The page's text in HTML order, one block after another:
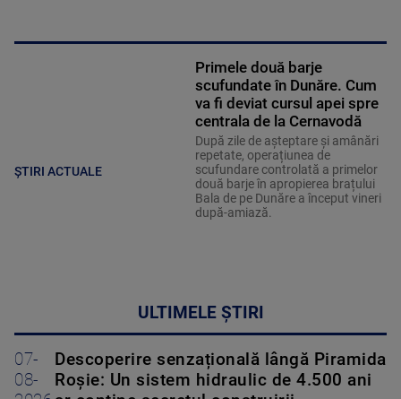
ȘTIRI ACTUALE
Primele două barje
scufundate în Dunăre. Cum
va fi deviat cursul apei spre
centrala de la Cernavodă
După zile de așteptare și amânări
repetate, operațiunea de
scufundare controlată a primelor
două barje în apropierea brațului
Bala de pe Dunăre a început vineri
după-amiază.
ULTIMELE ȘTIRI
07-
08-
Descoperire senzațională lângă Piramida
Roșie: Un sistem hidraulic de 4.500 ani